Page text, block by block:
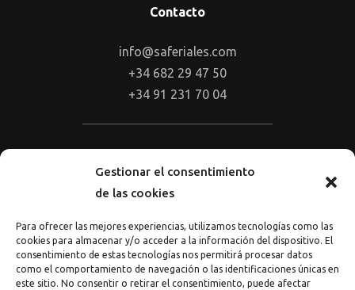
Gestionar el consentimiento
de las cookies
Para ofrecer las mejores experiencias, utilizamos tecnologías como las
cookies para almacenar y/o acceder a la información del dispositivo. El
consentimiento de estas tecnologías nos permitirá procesar datos
como el comportamiento de navegación o las identificaciones únicas en
este sitio. No consentir o retirar el consentimiento, puede afectar
Contacto
info@saferiales.com
+34 682 29 47 50
+34 91 231 70 04
Síguenos en RRSS